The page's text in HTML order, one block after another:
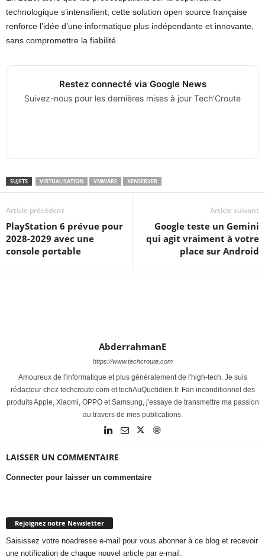
technologique s’intensifient, cette solution open source française
renforce l’idée d’une informatique plus indépendante et innovante,
sans compromettre la fiabilité.
Restez connecté via Google News
Suivez-nous pour les dernières mises à jour Tech’Croute
SUJETS VIRTUALISATION VMWARE XENSERVER
Article précédent
PlayStation 6 prévue pour
2028-2029 avec une
console portable
Article suivant
Google teste un Gemini
qui agit vraiment à votre
place sur Android
AbderrahmanE
https://www.techcroute.com
Amoureux de l'informatique et plus généralement de l'high-tech. Je suis
rédacteur chez techcroute.com et techAuQuotidien.fr. Fan inconditionnel des
produits Apple, Xiaomi, OPPO et Samsung, j'essaye de transmettre ma passion
au travers de mes publications.
LAISSER UN COMMENTAIRE
Connecter pour laisser un commentaire
Rejoignez notre Newsletter
Saisissez votre noadresse e-mail pour vous abonner à ce blog et recevoir
une notification de chaque nouvel article par e-mail.